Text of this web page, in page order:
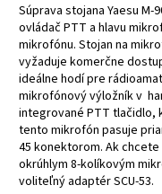
Súprava stojana Yaesu M-
ovládač PTT a hlavu
mikrofónu. Stojan na
vyžaduje komerčne
ideálne hodí pre
mikrofónový výložník v
integrované PTT tlačidlo,
tento mikrofón pasuje
45 konektorom. Ak chcete
okrúhlym 8-kolíkovým
voliteľný adaptér SCU-53.